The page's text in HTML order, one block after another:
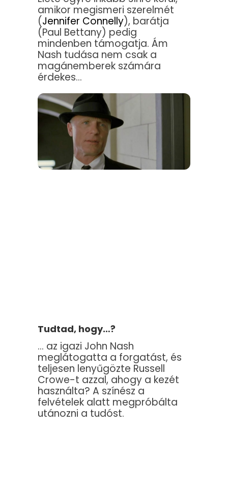
amikor megismeri szerelmét
(Jennifer Connelly), barátja
(Paul Bettany) pedig
mindenben támogatja. Ám
Nash tudása nem csak a
magánemberek számára
érdekes…
Tudtad, hogy…?
… az igazi John Nash
meglátogatta a forgatást, és
teljesen lenyűgözte Russell
Crowe-t azzal, ahogy a kezét
használta? A színész a
felvételek alatt megpróbálta
utánozni a tudóst.